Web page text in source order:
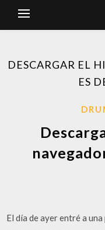
DESCARGAR EL
ES
El día de ayer entré a